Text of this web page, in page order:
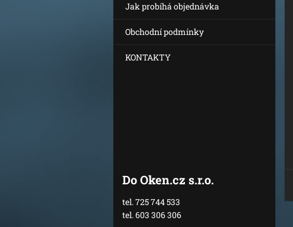
Jak probíhá objednávka
Obchodní podmínky
KONTAKTY
Do Oken.cz s.r.o.
tel. 725 744 533
tel. 603 306 306